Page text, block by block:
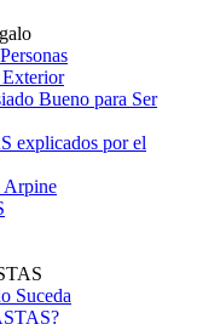
Bueno para Ser
explicados por el
Arpine
Suceda